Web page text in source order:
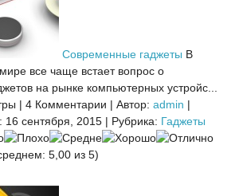
Современные гаджеты В
все чаще встает вопрос о
на рынке компьютерных устройс...
| 4 Комментарии | Автор: admin |
16 сентября, 2015 | Рубрика: Гаджеты
5,00 из 5)